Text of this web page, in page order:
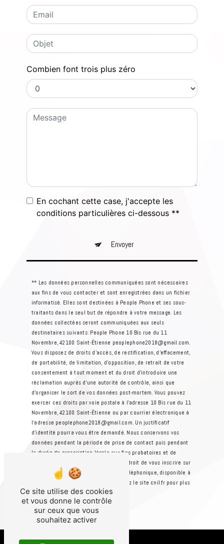
Combien font trois plus zéro
En cochant cette case, j'accepte les
conditions particulières ci-dessous **
Envoyer
** Les données personnelles communiquées sont nécessaires
aux fins de vous contacter et sont enregistrées dans un fichier
informatisé. Elles sont destinées à People Phone et ses sous-
traitants dans le seul but de répondre à votre message. Les
données collectées seront communiquées aux seuls
destinataires suivants: People Phone 10 Bis rue du 11
Novembre, 42100 Saint-Étienne peoplephone2018@gmail.com.
Vous disposez de droits d’accès, de rectification, d’effacement,
de portabilité, de limitation, d’opposition, de retrait de votre
consentement à tout moment et du droit d’introduire une
réclamation auprès d’une autorité de contrôle, ainsi que
d’organiser le sort de vos données post-mortem. Vous pouvez
exercer ces droits par voie postale à l'adresse 10 Bis rue du 11
Novembre, 42100 Saint-Étienne ou par courrier électronique à
l'adresse peoplephone2018@gmail.com. Un justificatif
d'identité pourra vous être demandé. Nous conservons vos
données pendant la période de prise de contact puis pendant
la durée de prescription légale aux fins probatoires et de
gestion des contentieux. Vous avez le droit de vous inscrire sur
la liste d'opposition au démarchage téléphonique, disponible à
. Consultez le site cnil.fr pour plus
d’informations sur vos droits.
Ce site utilise des cookies
et vous donne le contrôle
sur ceux que vous
souhaitez activer